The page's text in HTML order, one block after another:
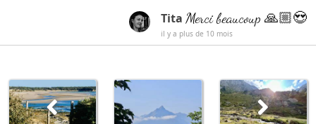
Tita Merci beaucoup 🙏🏼😍
il y a plus de 10 mois